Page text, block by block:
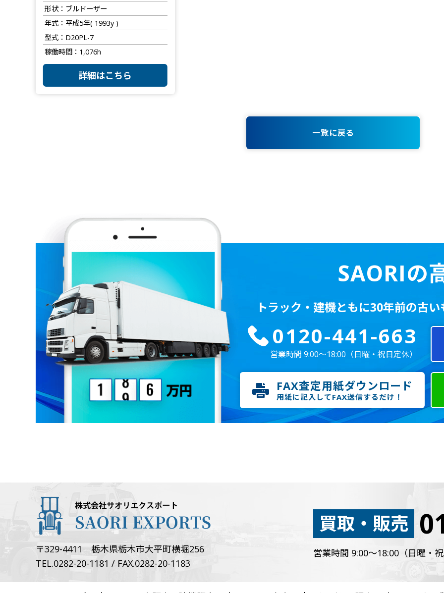
形状
ブルドーザー
年式
平成5年( 1993y )
型式
D20PL-7
稼働時間
1,076h
詳細はこちら
一覧に戻る
SAORIの
トラック・建機ともに30年前の古い
0120-441-663
営業時間 9:00～18:00 （日曜・祝日定休）
FAX査定用紙ダウンロード
用紙に記入してFAX送信するだけ！
〒329-4411 栃木県栃木市大平町横堀256
TEL.0282-20-1181 / FAX.0282-20-1183
買取・販売
営業時間 9:00～18:00（日曜・